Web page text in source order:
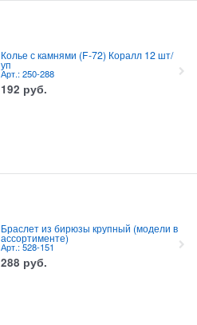
Колье с камнями (F-72) Коралл 12 шт/
уп
Арт.: 250-288
192 руб.
Браслет из бирюзы крупный (модели в
ассортименте)
Арт.: 528-151
288 руб.